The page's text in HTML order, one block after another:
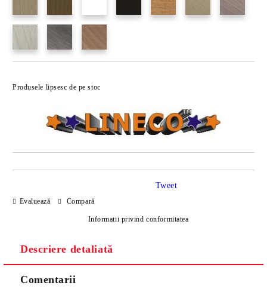
Produsele lipsesc de pe stoc
Evaluează Compară
Informatii privind conformitatea
Tweet
Descriere detaliată
Comentarii